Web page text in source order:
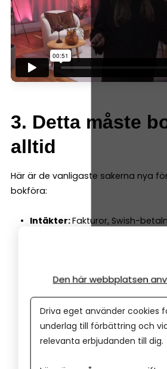
3. Detta måste
alltid
Här är de vanligaste sakerna nya
bokföra:
Intäkter:Fakturor, Swish-
arbetsgivaravgifter.
Lön:Utbetalad lön från
Eget uttag / egen insättning: I
Tillgångar:Maskiner, datorer,
Kvittounderlag:Alla kvitton
Den här webbplatsen
Driva eget använder cookies
underlag till förbättring och
relevanta erbjudanden till dig.